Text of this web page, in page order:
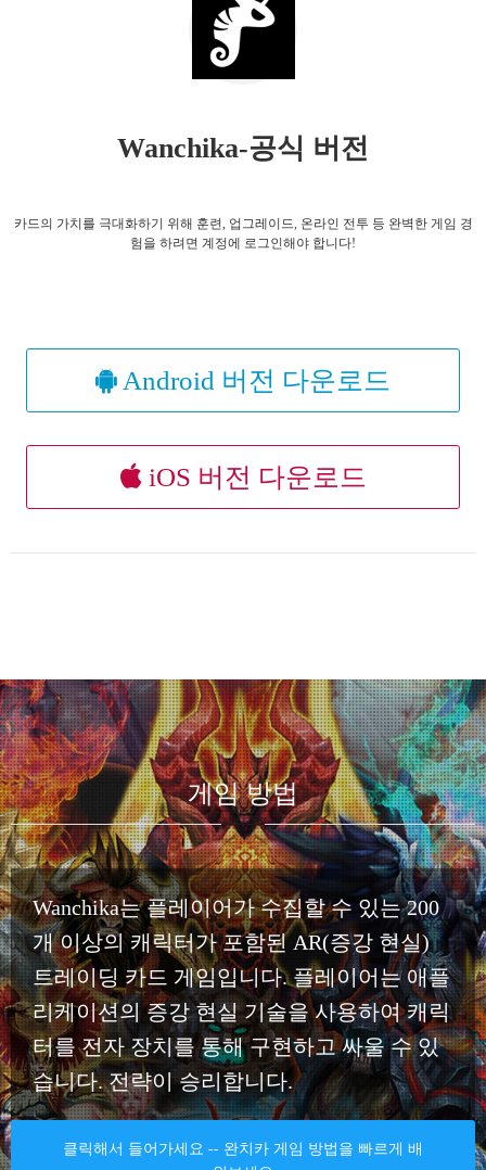
Wanchika-공식 버전
카드의 가치를 극대화하기 위해 훈련, 업그레이드, 온라인 전투 등 완벽한 게임 경
험을 하려면 계정에 로그인해야 합니다!
Android 버전 다운로드
iOS 버전 다운로드
게임 방법
Wanchika는 플레이어가 수집할 수 있는 200
개 이상의 캐릭터가 포함된 AR(증강 현실)
트레이딩 카드 게임입니다. 플레이어는 애플
리케이션의 증강 현실 기술을 사용하여 캐릭
터를 전자 장치를 통해 구현하고 싸울 수 있
습니다. 전략이 승리합니다.
클릭해서 들어가세요 -- 완치카 게임 방법을 빠르게 배